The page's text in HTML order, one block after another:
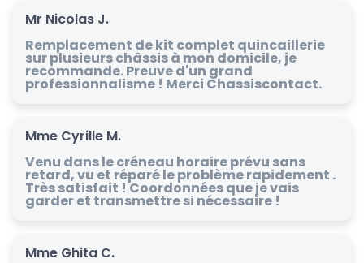
Mr Nicolas J.
Remplacement de kit complet quincaillerie
sur plusieurs châssis à mon domicile, je
recommande. Preuve d'un grand
professionnalisme ! Merci Chassiscontact.
Mme Cyrille M.
Venu dans le créneau horaire prévu sans
retard, vu et réparé le problème rapidement .
Très satisfait ! Coordonnées que je vais
garder et transmettre si nécessaire !
Mme Ghita C.